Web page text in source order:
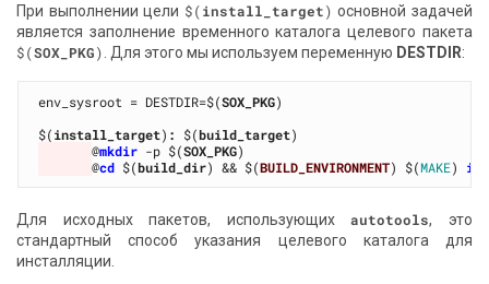
При выполнении цели $(install_target) основной задачей
является заполнение временного каталога целевого пакета
$(SOX_PKG) . Для этого мы используем переменную DESTDIR:
env_sysroot = DESTDIR=$(SOX_PKG)
$(install_target) : $(build_target
@mkdir -p $(SOX_PKG
@cd $(build_dir) && $(BUILD_ENVIRONMENT) $(MAKE)
Для исходных пакетов, использующихautotools, это
стандартный способ указания целевого каталога для
инсталляции.